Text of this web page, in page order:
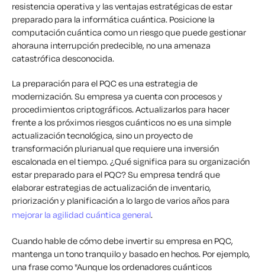
resistencia operativa y las ventajas estratégicas de estar
preparado para la informática cuántica. Posicione la
computación cuántica como un riesgo que puede gestionar
ahorauna interrupción predecible, no una amenaza
catastrófica desconocida.
La preparación para el PQC es una estrategia de
modernización. Su empresa ya cuenta con procesos y
procedimientos criptográficos. Actualizarlos para hacer
frente a los próximos riesgos cuánticos no es una simple
actualización tecnológica, sino un proyecto de
transformación plurianual que requiere una inversión
escalonada en el tiempo. ¿Qué significa para su organización
estar preparado para el PQC? Su empresa tendrá que
elaborar estrategias de actualización de inventario,
priorización y planificación a lo largo de varios años para
mejorar la agilidad cuántica general.
Cuando hable de cómo debe invertir su empresa en PQC,
mantenga un tono tranquilo y basado en hechos. Por ejemplo,
una frase como "Aunque los ordenadores cuánticos